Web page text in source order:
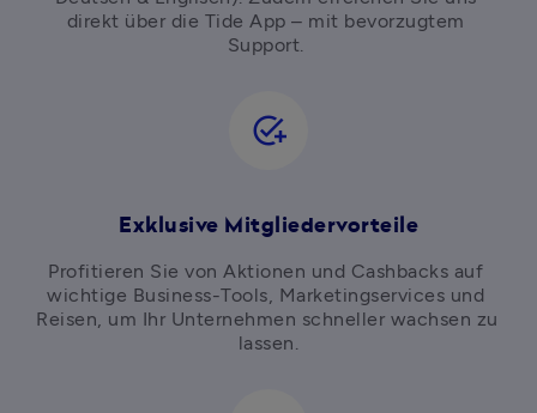
direkt über die Tide App – mit bevorzugtem
Support.
add_task
Exklusive Mitgliedervorteile
Profitieren Sie von Aktionen und Cashbacks auf
wichtige Business-Tools, Marketingservices und
Reisen, um Ihr Unternehmen schneller wachsen zu
lassen.